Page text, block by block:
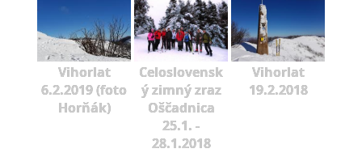
Vihorlat
6.2.2019 (foto
Horňák)
Celoslovensk
ý zimný zraz
Oščadnica
25.1. -
28.1.2018
Vihorlat
19.2.2018